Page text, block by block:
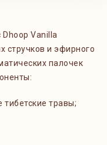
Vanilla
стручков и эфирного
палочек
травы;